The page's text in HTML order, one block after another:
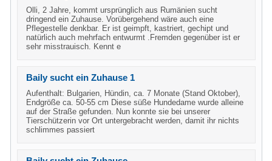
Olli, 2 Jahre, kommt ursprünglich aus Rumänien sucht
dringend ein Zuhause. Vorübergehend wäre auch eine
Pflegestelle denkbar. Er ist geimpft, kastriert, gechipt und
natürlich auch mehrfach entwurmt .Fremden gegenüber ist er
sehr misstrauisch. Kennt e
Baily sucht ein Zuhause 1
Aufenthalt: Bulgarien, Hündin, ca. 7 Monate (Stand Oktober),
Endgröße ca. 50-55 cm Diese süße Hundedame wurde alleine
auf der Straße gefunden. Nun konnte sie bei unserer
Tierschützerin vor Ort untergebracht werden, damit ihr nichts
schlimmes passiert